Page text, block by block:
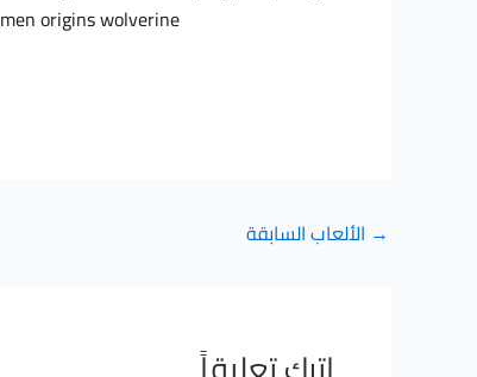
men origins wolverine برابط واحد , تحميل لعبة x-men origins wolverine بدون تورنت , تحميل لعبة x-men origins wolverine 2009
→ الألعاب السابقة